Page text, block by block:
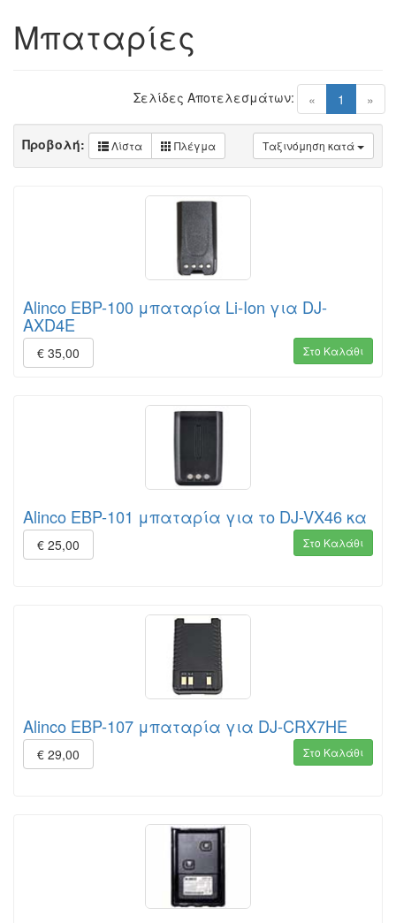
Μπαταρίες
« 1 (current)
»
Σελίδες Αποτελεσμάτων:
Ταξινόμηση κατά
Προβολή: Λίστα Πλέγμα
Alinco EBP-100 μπαταρία Li-Ion για DJ-
AXD4E
€ 35,00 Στο Καλάθι
Alinco EBP-101 μπαταρία για το DJ-VX46 κα
€ 25,00 Στο Καλάθι
Alinco EBP-107 μπαταρία για DJ-CRX7HE
€ 29,00 Στο Καλάθι